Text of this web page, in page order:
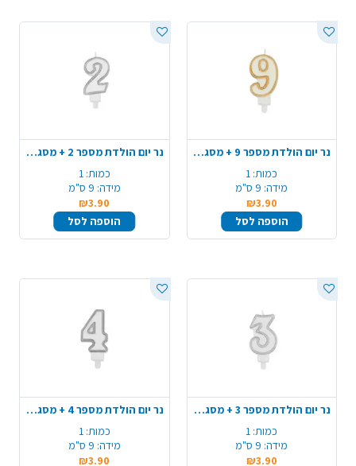
נר יום הולדת מספר 9 + מסגרת - זהב
כמות: 1
מידה: 9 ס"מ
₪3.90
הוספה לסל
נר יום הולדת מספר 2 + מסגרת - כסף
כמות: 1
מידה: 9 ס"מ
₪3.90
הוספה לסל
נר יום הולדת מספר 3 + מסגרת - כסף
כמות: 1
מידה: 9 ס"מ
₪3.90
נר יום הולדת מספר 4 + מסגרת - כסף
כמות: 1
מידה: 9 ס"מ
₪3.90